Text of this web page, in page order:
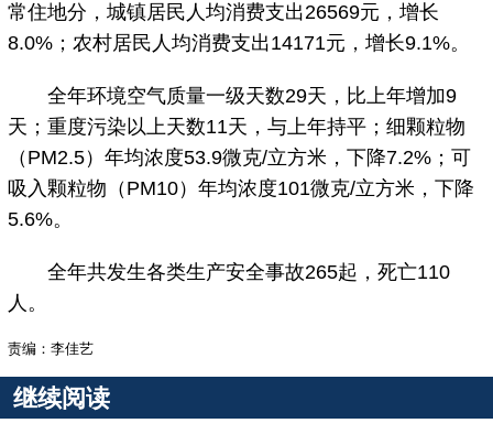
常住地分，城镇居民人均消费支出26569元，增长
8.0%；农村居民人均消费支出14171元，增长9.1%。
全年环境空气质量一级天数29天，比上年增加9
天；重度污染以上天数11天，与上年持平；细颗粒物
（PM2.5）年均浓度53.9微克/立方米，下降7.2%；可
吸入颗粒物（PM10）年均浓度101微克/立方米，下降
5.6%。
全年共发生各类生产安全事故265起，死亡110
人。
责编：李佳艺
继续阅读